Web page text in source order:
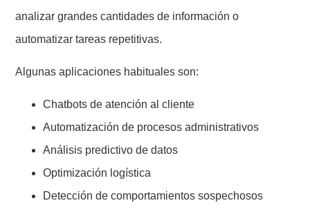
analizar grandes cantidades de información o
automatizar tareas repetitivas.
Algunas aplicaciones habituales son:
Chatbots de atención al cliente
Automatización de procesos administrativos
Análisis predictivo de datos
Optimización logística
Detección de comportamientos sospechosos